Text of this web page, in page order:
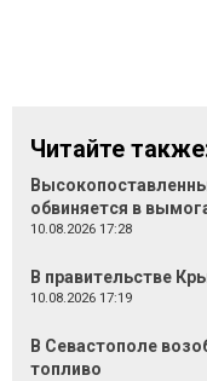
Читайте
обвиняется в
10.08.2026 17:28
В правительстве
10.08.2026 17:19
В Севастополе
топливо